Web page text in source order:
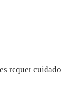
requer